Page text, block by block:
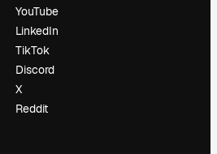
YouTube
LinkedIn
TikTok
Discord
X
Reddit